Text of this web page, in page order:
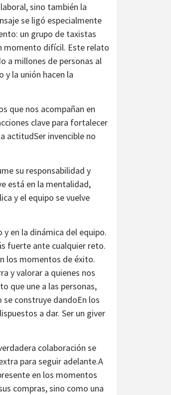
sino también la
se ligó especialmente
un grupo de taxistas
momento difícil. Este relato
a millones de personas al
la unión hacen la
que nos acompañan en
clave para fortalecer
actitudSer invencible no
su responsabilidad y
está en la mentalidad,
y el equipo se vuelve
en la dinámica del equipo.
fuerte ante cualquier reto.
los momentos de éxito.
y valorar a quienes nos
que une a las personas,
se construye dandoEn los
a dar. Ser un giver
colaboración se
para seguir adelante.A
en los momentos
compras, sino como una